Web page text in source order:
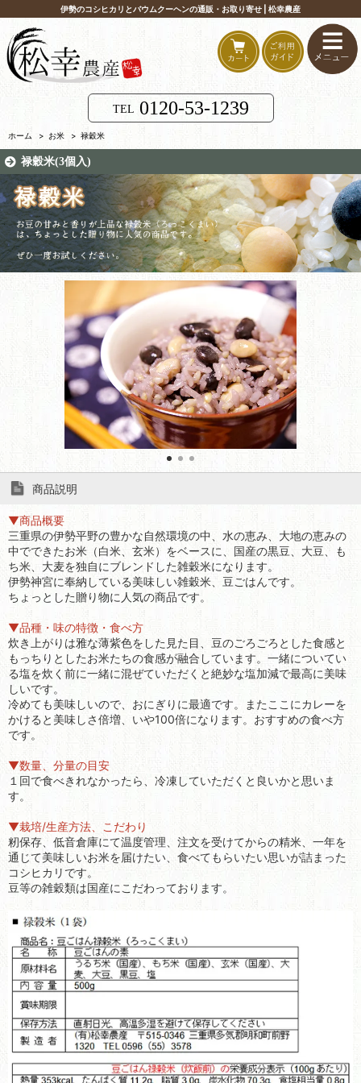
伊勢のコシヒカリとバウムクーヘンの通販・お取り寄せ | 松幸農産
TEL 0120-53-1239
ホーム > お米 > 禄穀米
禄穀米(3個入)
商品説明
▼商品概要
三重県の伊勢平野の豊かな自然環境の中、水の恵み、大地の恵みの
中でできたお米（白米、玄米）をベースに、国産の黒豆、大豆、も
ち米、大麦を独自にブレンドした雑穀米になります。
伊勢神宮に奉納している美味しい雑穀米、豆ごはんです。
ちょっとした贈り物に人気の商品です。
▼品種・味の特徴・食べ方
炊き上がりは雅な薄紫色をした見た目、豆のごろごろとした食感と
もっちりとしたお米たちの食感が融合しています。一緒についてい
る塩を炊く前に一緒に混ぜていただくと絶妙な塩加減で最高に美味
しいです。
冷めても美味しいので、おにぎりに最適です。またここにカレーを
かけると美味しさ倍増、いや100倍になります。おすすめの食べ方
です。
▼数量、分量の目安
１回で食べきれなかったら、冷凍していただくと良いかと思いま
す。
▼栽培/生産方法、こだわり
籾保存、低音倉庫にて温度管理、注文を受けてからの精米、一年を
通じて美味しいお米を届けたい、食べてもらいたい思いが詰まった
コシヒカリです。
豆等の雑穀類は国産にこだわっております。